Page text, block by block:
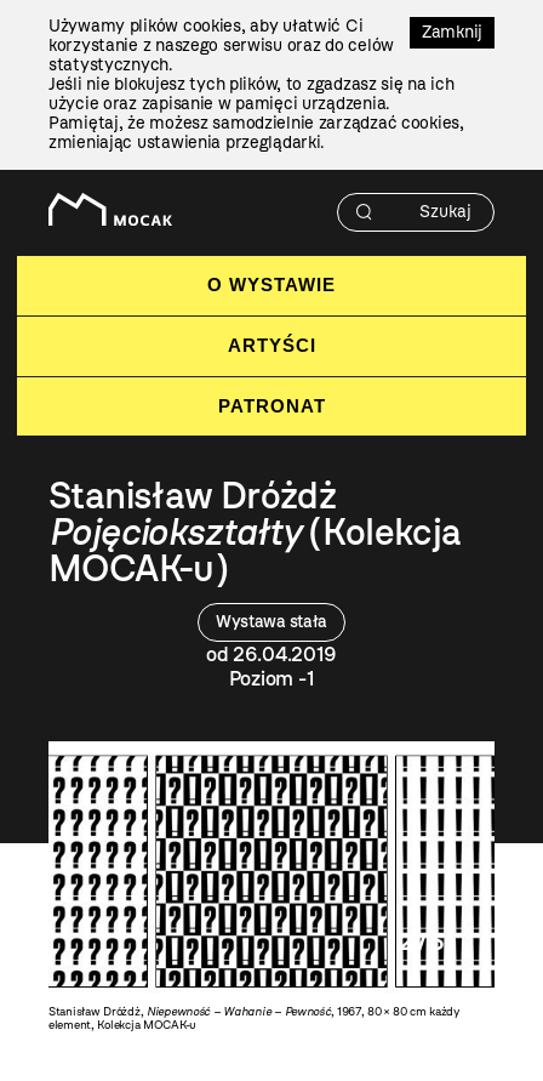
Zamknij
Używamy plików cookies, aby ułatwić Ci
korzystanie z naszego serwisu oraz do celów
statystycznych.
Jeśli nie blokujesz tych plików, to zgadzasz się na ich
użycie oraz zapisanie w pamięci urządzenia.
Pamiętaj, że możesz samodzielnie zarządzać cookies,
zmieniając ustawienia przeglądarki.
O WYSTAWIE
ARTYŚCI
PATRONAT
Wystawa stała
od 26.04.2019
Poziom -1
Stanisław Dróżdż
Pojęciokształty(Kolekcja
MOCAK-u)
Stanisław Dróżdż, Niepewność – Wahanie – Pewność, 1967, 80 × 80 cm każdy
element, Kolekcja MOCAK-u
2 / 5